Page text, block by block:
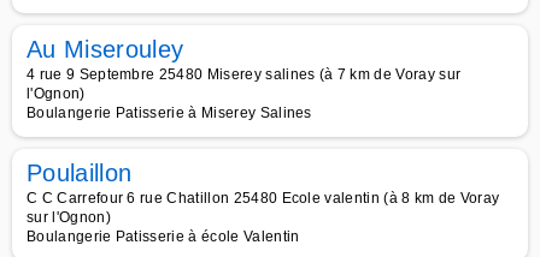
Au Miserouley
4 rue 9 Septembre 25480 Miserey salines (à 7 km de Voray sur
l'Ognon)
Boulangerie Patisserie à Miserey Salines
Poulaillon
C C Carrefour 6 rue Chatillon 25480 Ecole valentin (à 8 km de Voray
sur l'Ognon)
Boulangerie Patisserie à école Valentin